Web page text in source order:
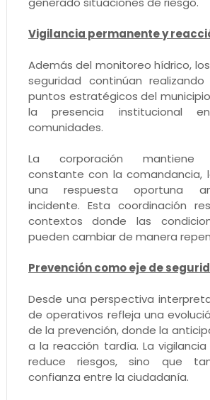
Vigilancia permanente y
Además del monitoreo hídrico,
seguridad continúan
puntos estratégicos del
la presencia institucional
comunidades.
La corporación mantiene
constante con la comandancia,
una respuesta oportuna
incidente. Esta coordinación
contextos donde las
pueden cambiar de manera
Prevención como eje de
Desde una perspectiva
de operativos refleja una
de la prevención, donde la
a la reacción tardía. La
reduce riesgos, sino que
confianza entre la ciudadanía.